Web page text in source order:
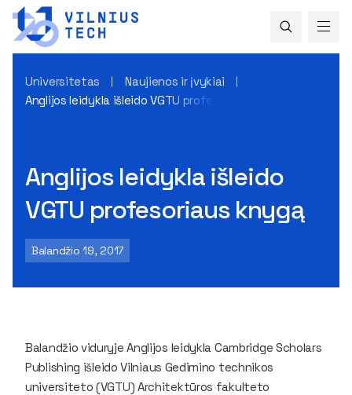
Universitetas
Naujienos ir įvykiai
Anglijos leidykla išleido VGTU profesoriaus knygą
Anglijos leidykla išleido
VGTU profesoriaus knygą
Balandžio 19, 2017
Balandžio viduryje Anglijos leidykla Cambridge Scholars
Publishing išleido Vilniaus Gedimino technikos
universiteto (VGTU) Architektūros fakulteto